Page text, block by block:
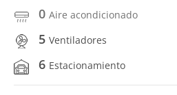
0 Aire acondicionado
5 Ventiladores
6 Estacionamiento